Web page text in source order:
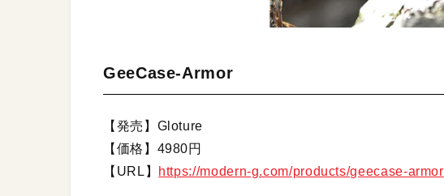
GeeCase-Armor
【発売】Gloture
【価格】4980円
【URL】
https://modern-g.com/products/geecase-armor